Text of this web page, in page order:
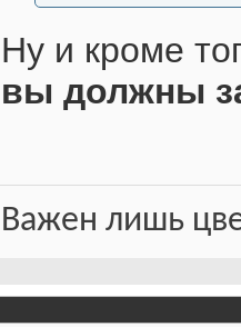
Ну и кроме
вы должны
Важен лишь